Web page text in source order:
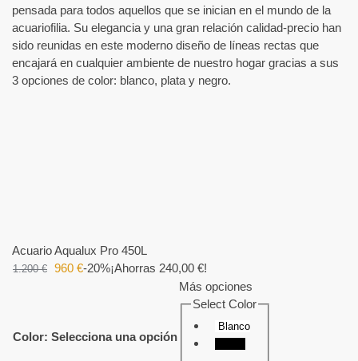
pensada para todos aquellos que se inician en el mundo de la
acuariofilia. Su elegancia y una gran relación calidad-precio han
sido reunidas en este moderno diseño de líneas rectas que
encajará en cualquier ambiente de nuestro hogar gracias a sus
3 opciones de color: blanco, plata y negro.
Acuario Aqualux Pro 450L
1.200€ 960 €-20%¡Ahorras 240,00 €!
Color: Selecciona una opción
Más opciones
Select Color
Blanco